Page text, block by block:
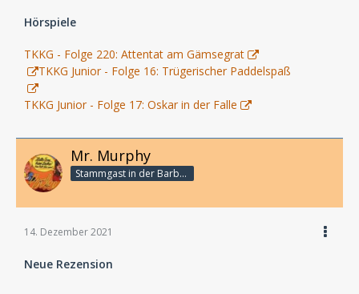
Hörspiele
TKKG - Folge 220: Attentat am Gämsegrat
TKKG Junior - Folge 16: Trügerischer Paddelspaß
TKKG Junior - Folge 17: Oskar in der Falle
Mr. Murphy
Stammgast in der Barbarabar
14. Dezember 2021
Neue Rezension